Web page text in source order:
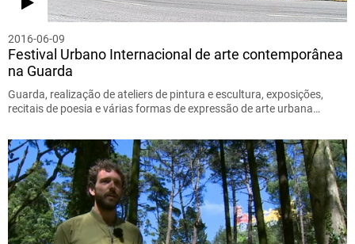
2016-06-09
Festival Urbano Internacional de arte contemporânea
na Guarda
Guarda, realização de ateliers de pintura e escultura, exposições,
recitais de poesia e várias formas de expressão de arte urbana…